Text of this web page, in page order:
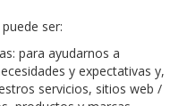
ser:
para ayudarnos a
y expectativas y,
servicios, sitios web /